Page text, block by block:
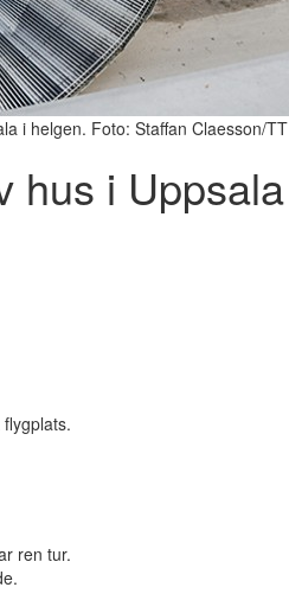
i helgen. Foto: Staffan Claesson/TT
hus i Uppsala
ren tur.